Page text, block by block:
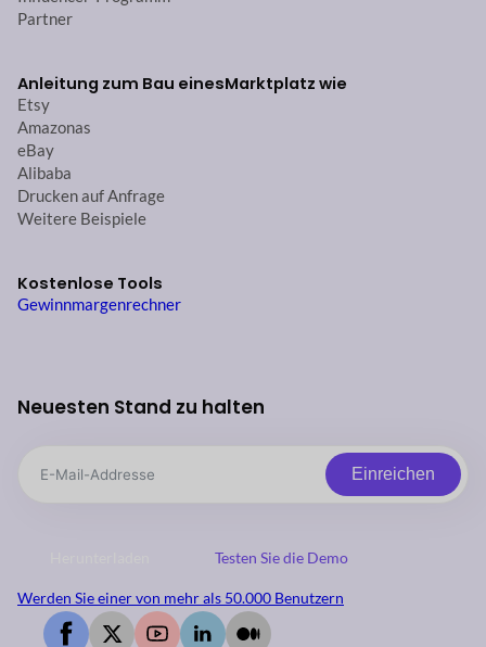
Partner
Anleitung zum Bau einesMarktplatz wie
Etsy
Amazonas
eBay
Alibaba
Drucken auf Anfrage
Weitere Beispiele
Kostenlose Tools
Gewinnmargenrechner
Neuesten Stand zu halten
Einreichen
Testen Sie die Demo
Werden Sie einer von mehr als 50.000 Benutzern